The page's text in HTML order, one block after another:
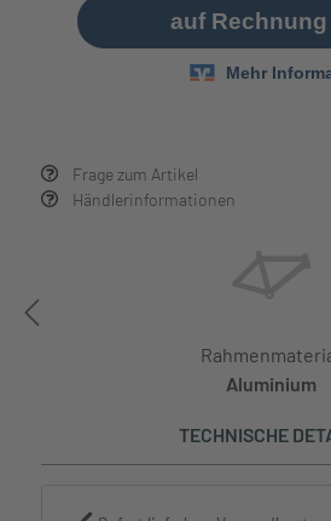
Frage zum Artikel
Händlerinformationen
Aluminium
TECHNISCHE